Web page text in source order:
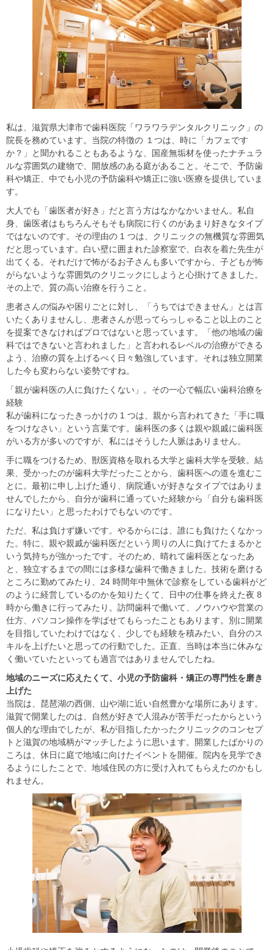
私は、滋賀県大津市で歯科医院「ワラワラデンタルクリニック」の
院長を務めています。当院の特徴の １つは、時に「カフェです
か？」と聞かれることもあるような、国産無垢材を使ったナチュラ
ルな雰囲気の建物で、開放感のある庭があること。そこで、予防歯
科や矯正、中でも小児の予防歯科や矯正に強い医療を提供していま
す。
大人でも「歯医者が好き」だと言う方はなかなかいません。私自
身、歯医者はもちろんそもそも病院に行くのがあまり好きなタイプ
ではないのです。その理由の 1 つは、クリニックの無機質な雰囲気
だと思っています。白い壁に囲まれた診察室で、白衣を着た先生が
出てくる。それだけで怖がるお子さんも多いですから、子どもが怖
がらないような雰囲気のクリニックにしようと心掛けてきました。
その上で、質の高い治療を行うこと。
患者さんの悩みや困りごとに対し、「うちではできません」とは言
いたくありませんし、患者さんが思ってらっしゃること以上のこと
を提案できなければプロではないと思っています。「他の地域の歯
科ではできないと言われました」と言われるレベルの治療ができる
よう、治療の質を上げるべく日々勉強しています。それは独立開業
した今も変わらない姿勢ですね。
「親が歯科医の人に負けたくない」。その一心で幅広い歯科治療を
経験
私が歯科になったきっかけの 1 つは、親から言われてきた「手に職
をつけなさい」という言葉です。歯科医の多くは親や親戚に歯科医
がいる方が多いのですが、私にはそうした人脈はありません。
手に職をつけるため、獣医資格を取れる大学と歯科大学を受験。結
果、受かったのが歯科大学だったことから、歯科医への道を進むこ
とに。最初に申し上げた通り、病院通いが好きなタイプではありま
せんでしたから、自分が歯科に通っていた経験から「自分も歯科医
になりたい」と思ったわけでもないのです。
ただ、私は負けず嫌いです。やるからには、誰にも負けたくなかっ
た。特に、親や親戚が歯科医だという周りの人に負けてたまるかと
いう気持ちが強かったです。そのため、晴れて歯科医となったあ
と、独立するまでの間には多様な歯科で働きました。技術を磨ける
ところに勤めてみたり、24 時間年中無休で診察をしている歯科がど
のように経営しているのかを知りたくて、日中の仕事を終えた夜 8
時から働きに行ってみたり。訪問歯科で働いて、ノウハウや営業の
仕方、パソコン操作を学ばせてもらったこともあります。別に開業
を目指していたわけではなく、少しでも経験を積みたい、自分のス
キルを上げたいと思っての行動でした。正直、当時は本当に休みな
く働いていたといっても過言ではありませんでしたね。
地域のニーズに応えたくて、小児の予防歯科・矯正の専門性を磨き
上げた
当院は、琵琶湖の西側、山や湖に近い自然豊かな場所にあります。
滋賀で開業したのは、自然が好きで人混みが苦手だったからという
個人的な理由でしたが、私が目指したかったクリニックのコンセプ
トと滋賀の地域柄がマッチしたように思います。開業したばかりの
ころは、休日に庭で地域に向けたイベントを開催。院内を見学でき
るようにしたことで、地域住民の方に受け入れてもらえたのかもし
れません。